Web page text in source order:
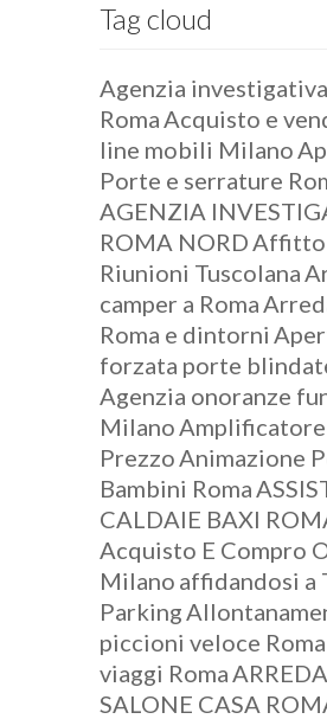
Tag cloud
Agenzia
RomaAcquisto e
line mobili Milano
Porte e serrature
AGENZIA
ROMA NORDAffitto
Riunioni Tuscolana
camper a Roma
Roma e dintorni
forzata porte
Agenzia onoranze
Milano
PrezzoAnimazione
Bambini Roma
CALDAIE BAXI
Acquisto E Compro
Milano affidandosi a
Parking
piccioni veloce Roma
viaggi Roma
SALONE CASA